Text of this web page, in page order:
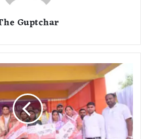
Guptchar